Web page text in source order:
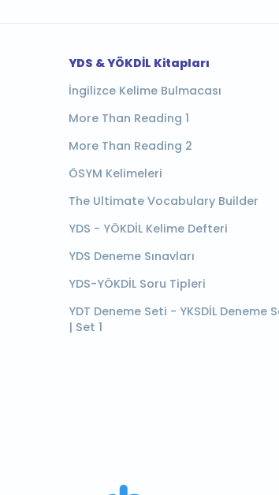
YDS & YÖKDİL Kitapları
İngilizce Kelime Bulmacası
More Than Reading 1
More Than Reading 2
ÖSYM Kelimeleri
The Ultimate Vocabulary Builder
YDS - YÖKDİL Kelime Defteri
YDS Deneme Sınavları
YDS-YÖKDİL Soru Tipleri
YDT Deneme Seti - YKSDİL Deneme
| Set 1